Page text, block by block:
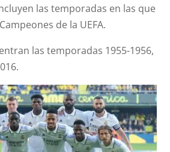
las temporadas en las que
de la UEFA.
las temporadas 1955-1956,